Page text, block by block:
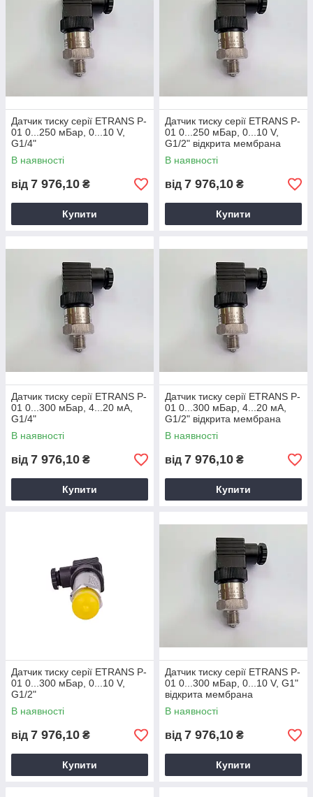
Датчик тиску серії ETRANS P-
01 0...250 мБар, 0...10 V,
G1/4"
В наявності
від 7 976,10 ₴
Купити
Датчик тиску серії ETRANS P-
01 0...250 мБар, 0...10 V,
G1/2" відкрита мембрана
В наявності
від 7 976,10 ₴
Купити
Датчик тиску серії ETRANS P-
01 0...300 мБар, 4...20 мА,
G1/4"
В наявності
від 7 976,10 ₴
Купити
Датчик тиску серії ETRANS P-
01 0...300 мБар, 4...20 мА,
G1/2" відкрита мембрана
В наявності
від 7 976,10 ₴
Купити
Датчик тиску серії ETRANS P-
01 0...300 мБар, 0...10 V,
G1/2"
В наявності
від 7 976,10 ₴
Купити
Датчик тиску серії ETRANS P-
01 0...300 мБар, 0...10 V, G1"
відкрита мембрана
В наявності
від 7 976,10 ₴
Купити